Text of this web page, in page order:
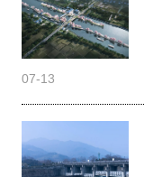
07-13